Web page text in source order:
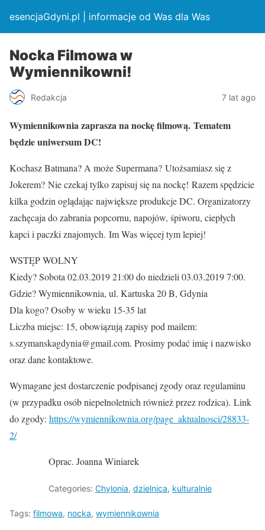
esencjaGdyni.pl | informacje od Was dla Was
Nocka Filmowa w
Wymiennikowni!
Redakcja 7 lat ago
Wymiennikownia zaprasza na nockę filmową. Tematem
będzie uniwersum DC!
Kochasz Batmana? A może Supermana? Utożsamiasz się z
Jokerem? Nie czekaj tylko zapisuj się na nockę! Razem spędzicie
kilka godzin oglądając największe produkcje DC. Organizatorzy
zachęcaja do zabrania popcornu, napojów, śpiworu, ciepłych
kapci i paczki znajomych. Im Was więcej tym lepiej!
WSTĘP WOLNY
Kiedy? Sobota 02.03.2019 21:00 do niedzieli 03.03.2019 7:00.
Gdzie? Wymiennikownia, ul. Kartuska 20 B, Gdynia
Dla kogo? Osoby w wieku 15-35 lat
Liczba miejsc: 15, obowiązują zapisy pod mailem:
s.szymanskagdynia@gmail.com. Prosimy podać imię i nazwisko
oraz dane kontaktowe.
Wymagane jest dostarczenie podpisanej zgody oraz regulaminu
(w przypadku osób niepełnoletnich również przez rodzica). Link
do zgody: https://wymiennikownia.org/page_aktualnosci/28833-
2/
Oprac. Joanna Winiarek
Categories: Chylonia, dzielnica, kulturalnie
Tags: filmowa, nocka, wymiennikownia